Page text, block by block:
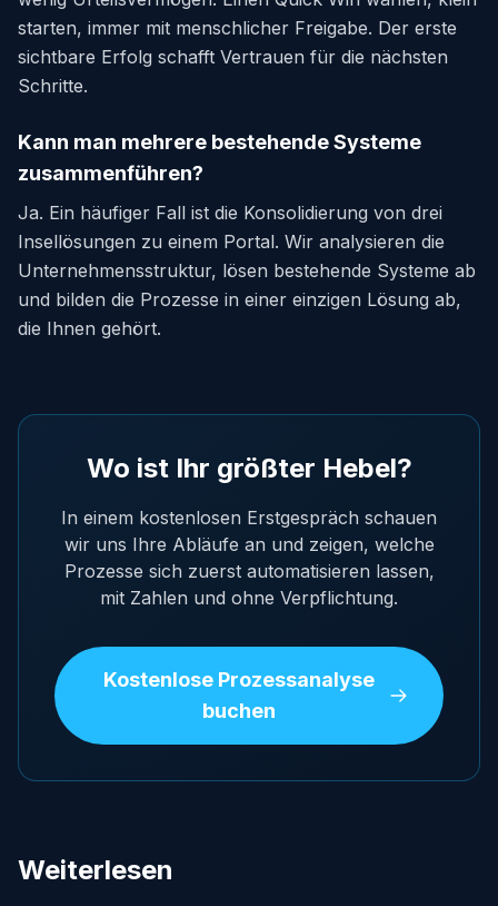
starten, immer mit menschlicher Freigabe. Der erste
sichtbare Erfolg schafft Vertrauen für die nächsten
Schritte.
Kann man mehrere bestehende Systeme
zusammenführen?
Ja. Ein häufiger Fall ist die Konsolidierung von drei
Insellösungen zu einem Portal. Wir analysieren die
Unternehmensstruktur, lösen bestehende Systeme ab
und bilden die Prozesse in einer einzigen Lösung ab,
die Ihnen gehört.
Wo ist Ihr größter Hebel?
In einem kostenlosen Erstgespräch schauen
wir uns Ihre Abläufe an und zeigen, welche
Prozesse sich zuerst automatisieren lassen,
mit Zahlen und ohne Verpflichtung.
Kostenlose Prozessanalyse
buchen
Weiterlesen